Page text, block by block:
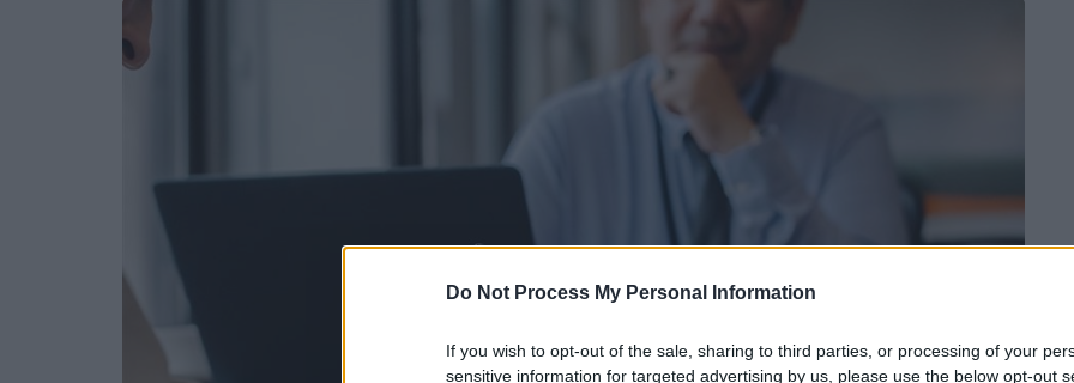
Do Not Process My Personal Information
If you wish to opt-out of the sale, sharing to third parties, or processing of your
sensitive information for targeted advertising by us, please use the below opt-out